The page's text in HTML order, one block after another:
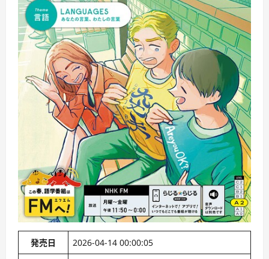
発売日
2026-04-14 00:00:05